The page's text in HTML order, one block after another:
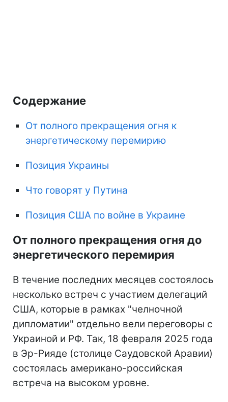
Содержание
От полного прекращения огня к
энергетическому перемирию
Позиция Украины
Что говорят у Путина
Позиция США по войне в Украине
От полного прекращения огня до
энергетического перемирия
В течение последних месяцев состоялось
несколько встреч с участием делегаций
США, которые в рамках "челночной
дипломатии" отдельно вели переговоры с
Украиной и РФ. Так, 18 февраля 2025 года
в Эр-Рияде (столице Саудовской Аравии)
состоялась американо-российская
встреча на высоком уровне.